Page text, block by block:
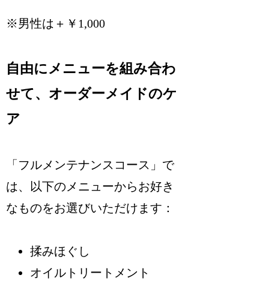
※男性は＋￥1,000
自由にメニューを組み合わ
せて、オーダーメイドのケ
ア
「フルメンテナンスコース」で
は、以下のメニューからお好き
なものをお選びいただけます：
揉みほぐし
オイルトリートメント